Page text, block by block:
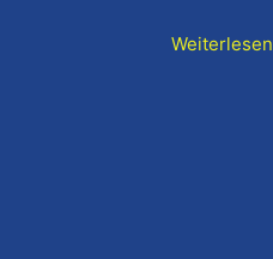
Weiterlesen